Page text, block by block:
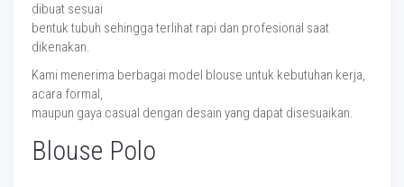
dibuat sesuai
bentuk tubuh sehingga terlihat rapi dan profesional saat
dikenakan.
Kami menerima berbagai model blouse untuk kebutuhan kerja,
acara formal,
maupun gaya casual dengan desain yang dapat disesuaikan.
Blouse Polo